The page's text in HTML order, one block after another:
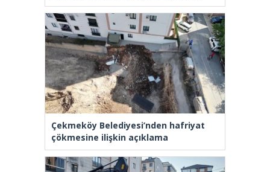
Çekmeköy Belediyesi’nden hafriyat
çökmesine ilişkin açıklama